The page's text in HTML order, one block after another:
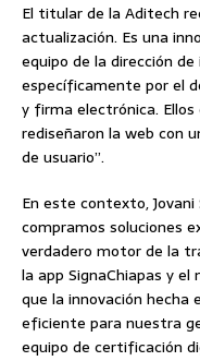
El titular de la Aditech
actualización. Es una
equipo de la dirección
específicamente por el
y firma electrónica.
rediseñaron la web con
de usuario”.
En este contexto, Jovani
compramos soluciones
verdadero motor de la
la app SignaChiapas y
que la innovación hecha
eficiente para nuestra
equipo de certificación